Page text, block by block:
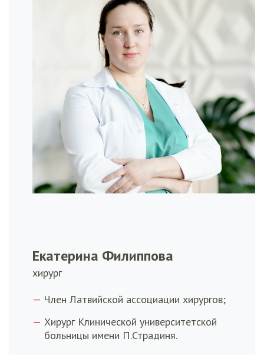
Екатерина Филиппова
хирург
Член Латвийской ассоциации хирургов;
Хирург Клинической университетской
больницы имени П.Страдиня.